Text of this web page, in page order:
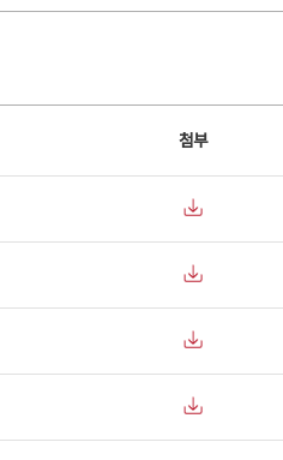
첨부